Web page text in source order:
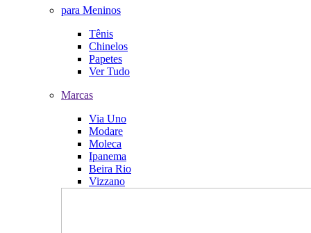
para Meninos
Tênis
Chinelos
Papetes
Ver Tudo
Marcas
Via Uno
Modare
Moleca
Ipanema
Beira Rio
Vizzano